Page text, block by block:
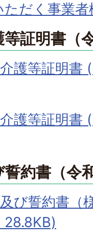
だく事業者
証明書（
護等証明書
護等証明書
約書（令
び誓約書（